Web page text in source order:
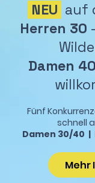
NEU auf
Herren 30
Damen 40
Fünf
schnell
Damen 30/40 |
Mehr